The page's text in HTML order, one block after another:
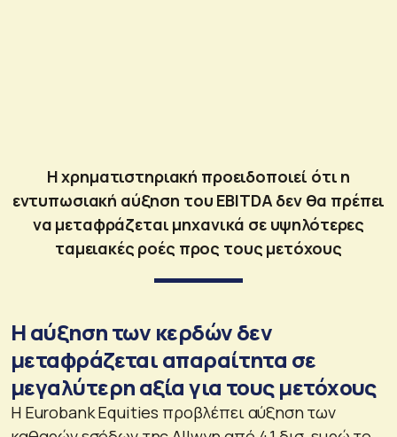
Η χρηματιστηριακή προειδοποιεί ότι η
εντυπωσιακή αύξηση του EBITDA δεν θα πρέπει
να μεταφράζεται μηχανικά σε υψηλότερες
ταμειακές ροές προς τους μετόχους
Η αύξηση των κερδών δεν
μεταφράζεται απαραίτητα σε
μεγαλύτερη αξία για τους μετόχους
Η Eurobank Equities προβλέπει αύξηση των